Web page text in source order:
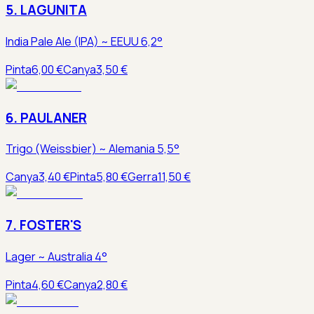
5. LAGUNITA
India Pale Ale (IPA) ~ EEUU 6,2°
Pinta6,00 €Canya3,50 €
6. PAULANER
Trigo (Weissbier) ~ Alemania 5,5°
Canya3,40 €Pinta5,80 €Gerra11,50 €
7. FOSTER'S
Lager ~ Australia 4°
Pinta4,60 €Canya2,80 €